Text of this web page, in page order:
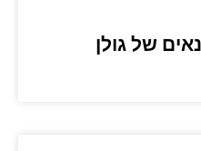
של גולן